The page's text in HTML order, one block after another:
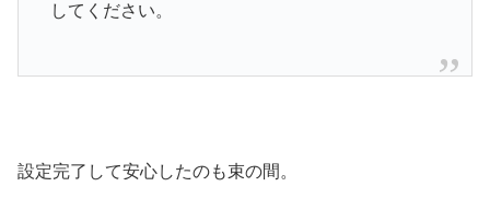
してください。
設定完了して安心したのも束の間。